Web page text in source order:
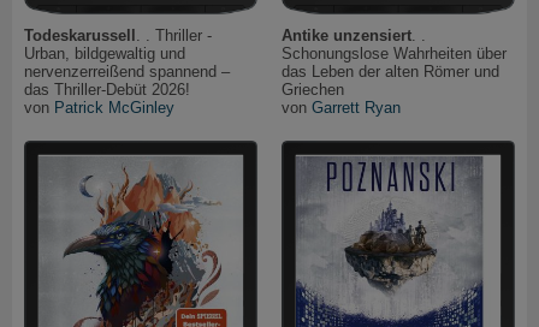
Todeskarussell . . Thriller -
Urban, bildgewaltig und
nervenzerreißend spannend –
das Thriller-Debüt 2026!
von Patrick McGinley
Antike unzensiert. .
Schonungslose Wahrheiten über
das Leben der alten Römer und
Griechen
von Garrett Ryan